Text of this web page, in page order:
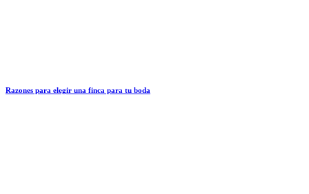
Razones para elegir una finca para tu boda